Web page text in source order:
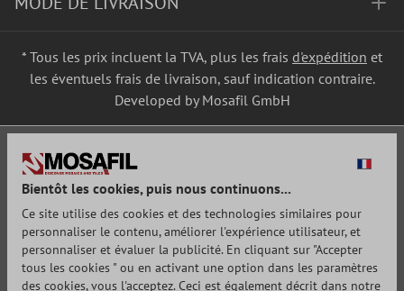
* Tous les prix incluent la TVA, plus les frais d'expédition et
les éventuels frais de livraison, sauf indication contraire.
Developed by Mosafil GmbH
Bientôt les cookies, puis nous continuons...
Ce site utilise des cookies et des technologies similaires pour
personnaliser le contenu, améliorer l'expérience utilisateur, et
personnaliser et évaluer la publicité. En cliquant sur "Accepter
tous les cookies " ou en activant une option dans les paramètres
des cookies, vous l'acceptez. Ceci est également décrit dans notre